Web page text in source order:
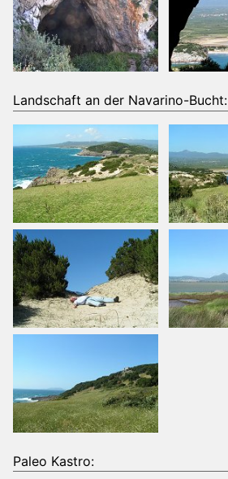
Landschaft an der Navarino-Bucht:
Paleo Kastro: